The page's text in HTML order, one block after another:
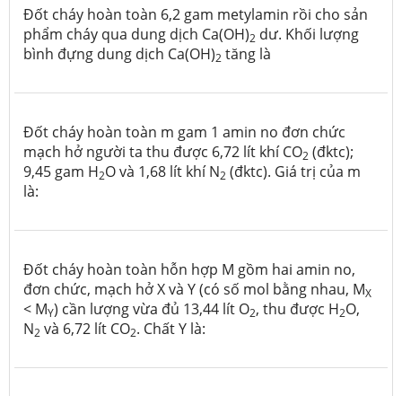
Đốt cháy hoàn toàn 6,2 gam metylamin rồi cho sản
phẩm cháy qua dung dịch Ca(OH)2 dư. Khối lượng
bình đựng dung dịch Ca(OH)2 tăng là
Đốt cháy hoàn toàn m gam 1 amin no đơn chức
mạch hở người ta thu được 6,72 lít khí CO2 (đktc);
9,45 gam H2O và 1,68 lít khí N2 (đktc). Giá trị của m
là:
Đốt cháy hoàn toàn hỗn hợp M gồm hai amin no,
đơn chức, mạch hở X và Y (có số mol bằng nhau, MX
< MY) cần lượng vừa đủ 13,44 lít O2, thu được H2O,
N2 và 6,72 lít CO2. Chất Y là: